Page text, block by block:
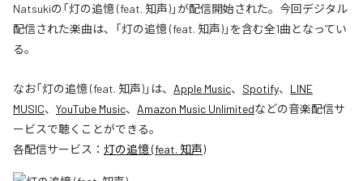
Natsukiの「灯の追憶 (feat. 知声)」が配信開始された。今回デジタル
配信された楽曲は、「灯の追憶 (feat. 知声)」を含む全1曲となってい
る。
なお「灯の追憶 (feat. 知声)」は、 Apple Music、 Spotify、 LINE
MUSIC、 YouTube Music、 Amazon Music Unlimitedなどの音楽配信サ
ービスで聴くことができる。
各配信サービス： 灯の追憶 (feat. 知声)